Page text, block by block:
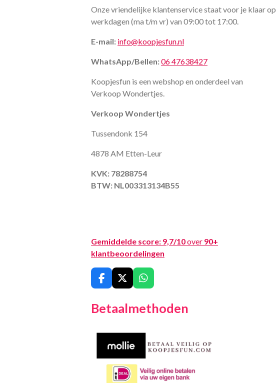
Onze vriendelijke klantenservice staat voor je klaar op
werkdagen (ma t/m vr) van 09:00 tot 17:00.
E-mail: info@koopjesfun.nl
WhatsApp/Bellen:06 47638427
Koopjesfun is een webshop en onderdeel van
Verkoop Wondertjes.
Verkoop Wondertjes
Tussendonk 154
4878 AM Etten-Leur
KVK: 78288754
BTW: NL003313134B55
Gemiddelde score: 9,7/10over 90+
klantbeoordelingen
F
a
e
X
W
h
t
Betaalmethoden